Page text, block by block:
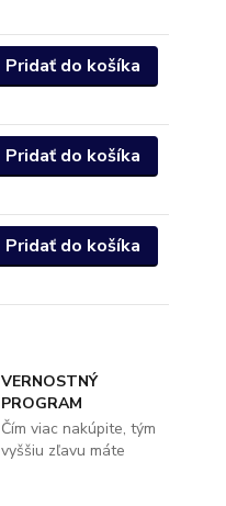
Pridať do košíka
Pridať do košíka
Pridať do košíka
VERNOSTNÝ
PROGRAM
Čím viac nakúpite, tým
vyššiu zľavu máte